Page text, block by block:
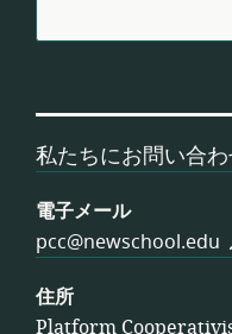
私たちにお問い合
電子メール
pcc@newschool.edu
住所